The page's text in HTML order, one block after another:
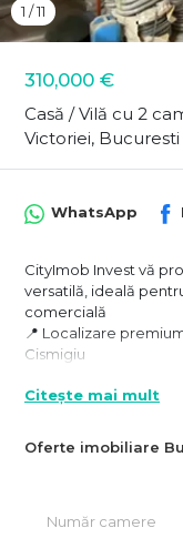
310,000 €
Casă / Vilă cu 2
Victoriei, Bucuresti
1 /11
Oferte imobiliare
WhatsApp
CityImob Invest vă
versatilă, ideală
comercială
📍 Localizare
Cismigiu
artere ale orașului,
transport public.
✔️ Casă individuală –
Citește mai mult
Număr camere